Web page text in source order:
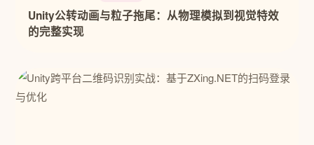
Unity公转动画与粒子拖尾：从物理模拟到视觉特效
的完整实现